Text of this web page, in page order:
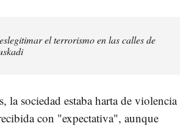
el terrorismo en las calles de
la sociedad estaba harta de violencia
con "expectativa", aunque